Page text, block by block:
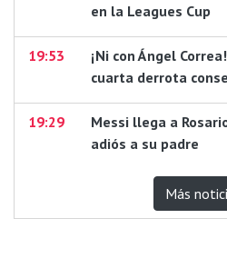
en la Leagues Cup
19:53
¡Ni con Ángel
cuarta derrota
19:29
Messi llega a
adiós a su padre
Más